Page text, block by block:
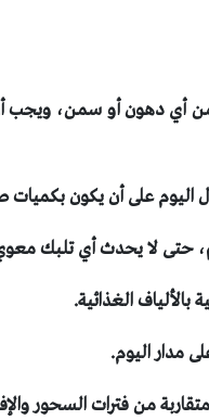
أي دهون أو سمن، ويجب